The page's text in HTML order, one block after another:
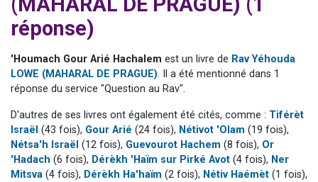
Ariel vient de donner son Maasser
Il reste 49 places pour étudier en groupe sur Zoom
Eva vient de donner son Maasser
réponse)
'Houmach Gour Arié Hachalem est un livre de Rav Yéhouda
LOWE (MAHARAL DE PRAGUE). Il a été mentionné dans 1
réponse du service "Question au Rav".
D'autres de ses livres ont également été cités, comme : Tiférèt
Israël (43 fois), Gour Arié (24 fois), Nétivot 'Olam (19 fois),
Nétsa'h Israël (12 fois), Guevourot Hachem (8 fois), Or
'Hadach (6 fois), Dérèkh 'Haïm sur Pirké Avot (4 fois), Ner
Mitsva (4 fois), Dérèkh Ha'haïm (2 fois), Nétiv Haémèt (1 fois),